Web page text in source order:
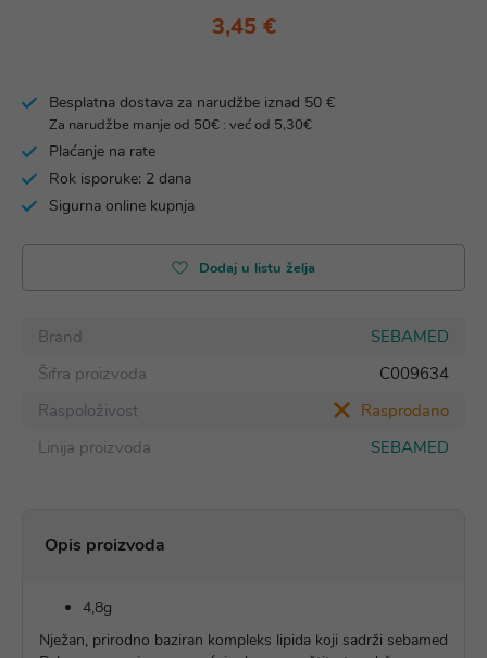
3,45 €
Besplatna dostava za narudžbe iznad 50 €
Za narudžbe manje od 50€ : već od 5,30€
Plaćanje na rate
Rok isporuke: 2 dana
Sigurna online kupnja
Dodaj u listu želja
Brand
SEBAMED
Šifra proizvoda
C009634
Raspoloživost
Rasprodano
Linija proizvoda
SEBAMED
Opis proizvoda
4,8g
Nježan, prirodno baziran kompleks lipida koji sadrži sebamed